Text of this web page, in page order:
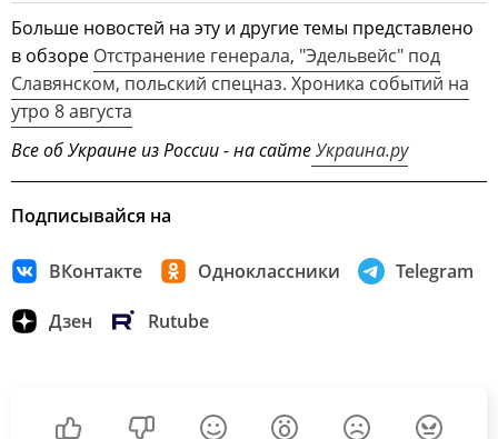
Больше новостей на эту и другие темы представлено
в обзоре Отстранение генерала, "Эдельвейс" под
Славянском, польский спецназ. Хроника событий на
утро 8 августа
Все об Украине из России - на сайтеУкраина.ру
Подписывайся на
ВКонтакте Одноклассники Telegram
Дзен Rutube